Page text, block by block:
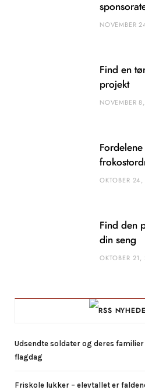
NOVEMBER
Find en
projekt
NOVEMBER
OKTOBER
Find den
din seng
OKTOBER 21,
Udsendte soldater og deres
flagdag
Friskole lukker – elevtallet er